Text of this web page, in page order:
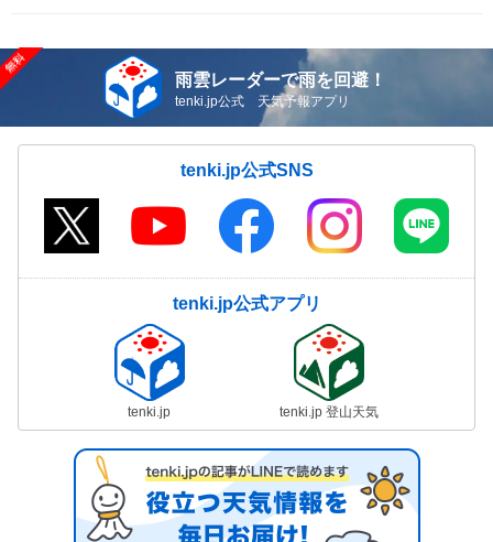
雨雲レーダーで雨を回避！
tenki.jp公式 天気予報アプリ
tenki.jp公式SNS
tenki.jp公式アプリ
tenki.jp tenki.jp 登山天気